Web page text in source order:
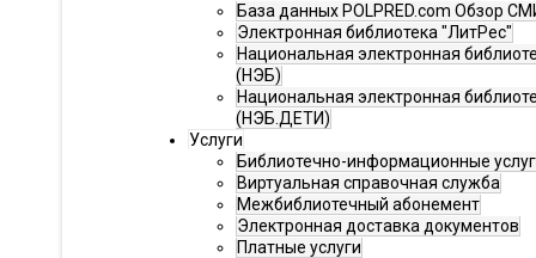
База данных POLPRED.com Обзор
Электронная библиотека "ЛитРес"
Национальная электронная
(НЭБ)
Национальная электронная
(НЭБ.ДЕТИ)
Услуги
Библиотечно-информационные
Виртуальная справочная служба
Межбиблиотечный абонемент
Электронная доставка документов
Платные услуги